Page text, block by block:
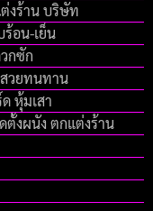
งร้าน บริษัท
ร้อน-เย็น
กซัก
วยทนทาน
หุ้มเสา
งผนัง ตกแต่งร้าน